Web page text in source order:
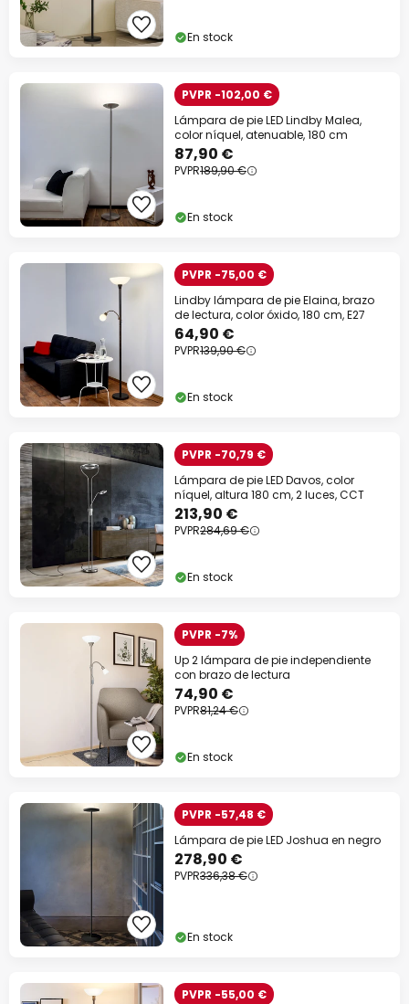
En stock
PVPR -102,00 €
Lámpara de pie LED Lindby Malea,
color níquel, atenuable, 180 cm
87,90 €
PVPR189,90 €
En stock
PVPR -75,00 €
Lindby lámpara de pie Elaina, brazo
de lectura, color óxido, 180 cm, E27
64,90 €
PVPR139,90 €
En stock
PVPR -70,79 €
Lámpara de pie LED Davos, color
níquel, altura 180 cm, 2 luces, CCT
213,90 €
PVPR284,69 €
En stock
PVPR -7%
Up 2 lámpara de pie independiente
con brazo de lectura
74,90 €
PVPR81,24 €
En stock
PVPR -57,48 €
Lámpara de pie LED Joshua en negro
278,90 €
PVPR336,38 €
En stock
PVPR -55,00 €